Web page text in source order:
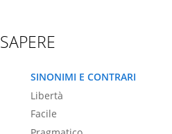
SAPERE
SINONIMI E CONTRARI
Libertà
Facile